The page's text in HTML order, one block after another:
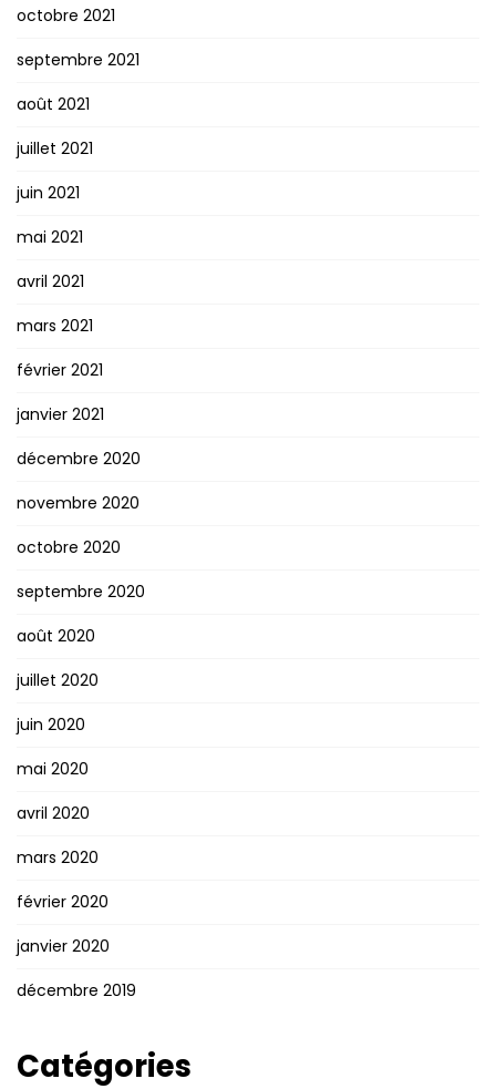
octobre 2021
septembre 2021
août 2021
juillet 2021
juin 2021
mai 2021
avril 2021
mars 2021
février 2021
janvier 2021
décembre 2020
novembre 2020
octobre 2020
septembre 2020
août 2020
juillet 2020
juin 2020
mai 2020
avril 2020
mars 2020
février 2020
janvier 2020
décembre 2019
Catégories